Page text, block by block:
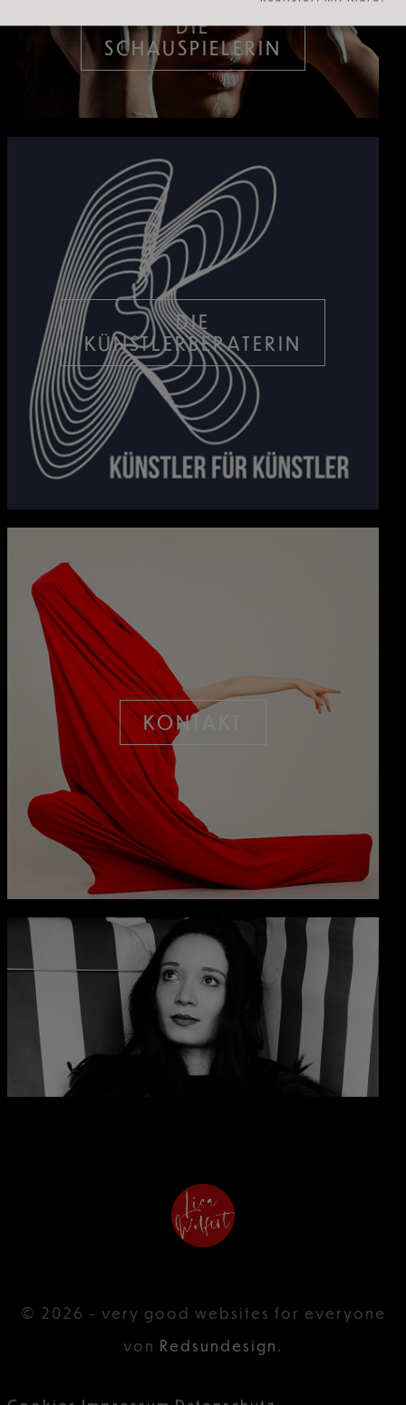
DIE
SCHAUSPIELERIN
DIE
KÜNSTLERBERATERIN
KONTAKT
© 2026 - very good websites for everyone
von Redsundesign.